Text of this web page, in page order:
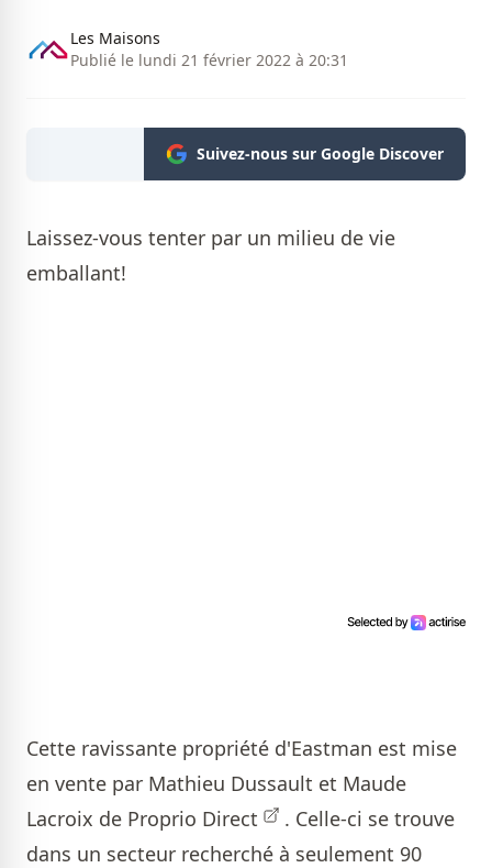
Les Maisons
Publié le lundi 21 février 2022 à 20:31
Suivez-nous sur Google Discover
Laissez-vous tenter par un milieu de vie
emballant!
Cette ravissante propriété d'Eastman est mise
en vente par Mathieu Dussault et Maude
Lacroix de Proprio Direct
. Celle-ci se trouve
dans un secteur recherché à seulement 90